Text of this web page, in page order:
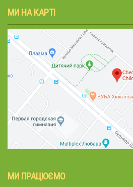
МИ НА КАРТІ
МИ ПРАЦЮЄМО